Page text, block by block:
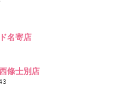
名寄店
條士別店